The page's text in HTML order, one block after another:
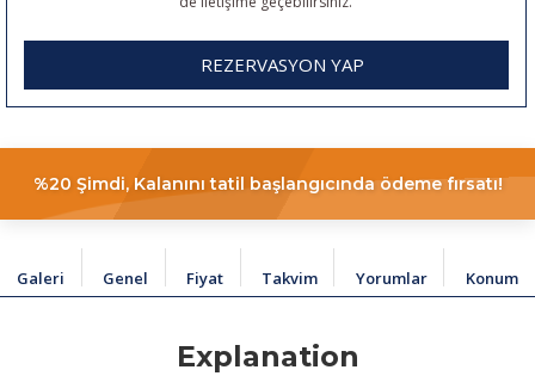
REZERVASYON YAP
%20 Şimdi, Kalanını tatil başlangıcında ödeme fırsatı!
Galeri Genel Fiyat Takvim Yorumlar Konum
Explanation